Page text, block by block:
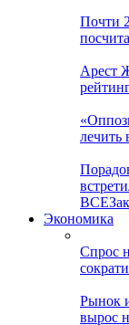
Почти
Арест
лечить
ВСЕ
Экономика
Спрос
Рынок
вырос